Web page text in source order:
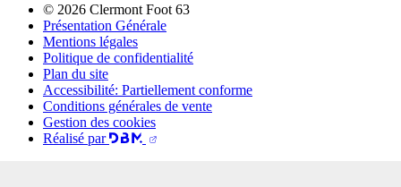
© 2026 Clermont Foot 63
Présentation Générale
Mentions légales
Politique de confidentialité
Plan du site
Accessibilité: Partiellement conforme
Conditions générales de vente
Gestion des cookies
Réalisé par